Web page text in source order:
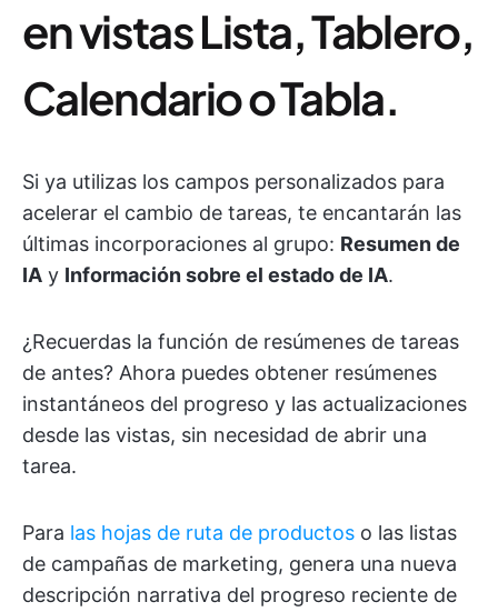
en vistas Lista, Tablero,
Calendario o Tabla.
Si ya utilizas los campos personalizados para
acelerar el cambio de tareas, te encantarán las
últimas incorporaciones al grupo: Resumen de
IA y Información sobre el estado de IA.
¿Recuerdas la función de resúmenes de tareas
de antes? Ahora puedes obtener resúmenes
instantáneos del progreso y las actualizaciones
desde las vistas, sin necesidad de abrir una
tarea.
Para las hojas de ruta de productos o las listas
de campañas de marketing, genera una nueva
descripción narrativa del progreso reciente de